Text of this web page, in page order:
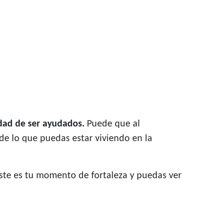
de ser ayudados. Puede que al
lo que puedas estar viviendo en la
es tu momento de fortaleza y puedas ver